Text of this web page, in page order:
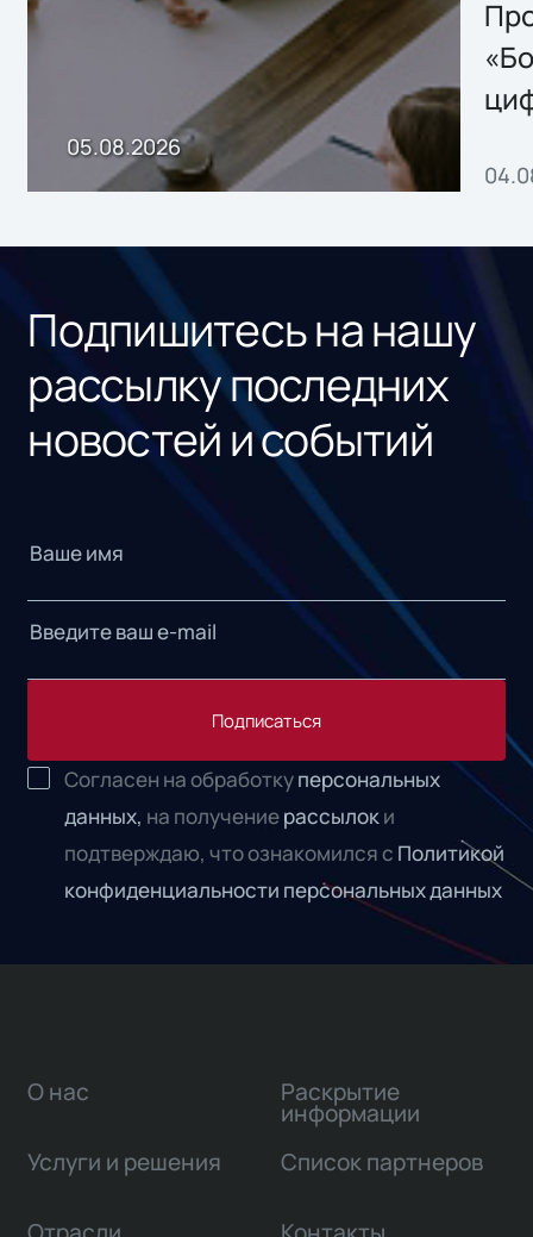
Storage 2.x для
хранения данных
05.08.2026
Подпишитесь на нашу
рассылку последних
новостей и событий
Подписаться
Согласен на обработкуперсональных
данных, на получениерассылоки
подтверждаю, что ознакомился с Политикой
конфиденциальности персональных данных
О нас
Услуги и решения
Раскрытие
информации
Список партнеров